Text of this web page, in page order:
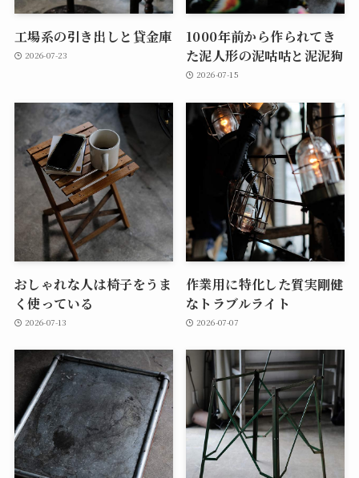
工場系の引き出しと貸金庫
2026-07-23
1000年前から作られてき
た泥人形の泥咕咕と泥泥狗
2026-07-15
おしゃれな人は椅子をうま
く使っている
2026-07-13
作業用に特化した質実剛健
なトラブルライト
2026-07-07